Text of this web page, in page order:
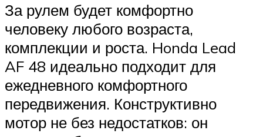
За рулем будет комфортно
человеку любого возраста,
комплекции и роста. Honda Lead
AF 48 идеально подходит для
ежедневного комфортного
передвижения. Конструктивно
мотор не без недостатков: он